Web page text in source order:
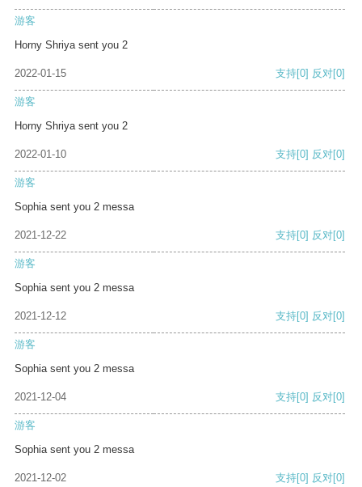
游客
Horny Shriya sent you 2
2022-01-15 支持[0] 反对[0]
游客
Horny Shriya sent you 2
2022-01-10 支持[0] 反对[0]
游客
Sophia sent you 2 messa
2021-12-22 支持[0] 反对[0]
游客
Sophia sent you 2 messa
2021-12-12 支持[0] 反对[0]
游客
Sophia sent you 2 messa
2021-12-04 支持[0] 反对[0]
游客
Sophia sent you 2 messa
2021-12-02 支持[0] 反对[0]